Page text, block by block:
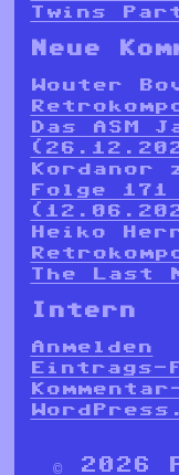
Twins
Neue
Wouter
Das ASM
Kordanor
Folge 171
Heiko
The Last
Intern
Anmelden
Eintrags-
© 2026